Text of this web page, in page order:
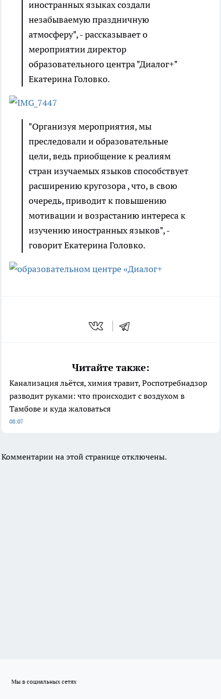
иностранных языках создали
незабываемую праздничную
атмосферу", - рассказывает о
мероприятии директор
образовательного центра "Диалог+"
Екатерина Головко.
"Организуя мероприятия, мы
преследовали и образовательные
цели, ведь приобщение к реалиям
стран изучаемых языков способствует
расширению кругозора , что, в свою
очередь, приводит к повышению
мотивации и возрастанию интереса к
изучению иностранных языков", -
говорит Екатерина Головко.
Читайте также:
Канализация льётся, химия травит, Роспотребнадзор
разводит руками: что происходит с воздухом в
Тамбове и куда жаловаться
08:07
Комментарии на этой странице отключены.
Мы в социальных сетях